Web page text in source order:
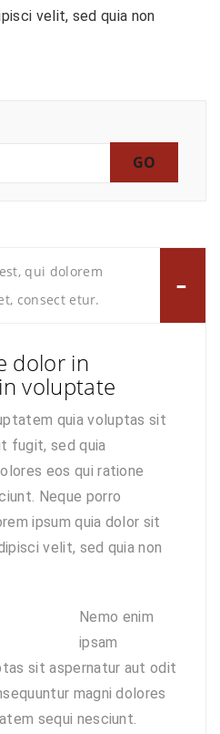
velit, sed quia non
qui dolorem
consect etur.
dolor in
voluptate
quia voluptas sit
fugit, sed quia
eos qui ratione
Neque porro
ipsum quia dolor sit
velit, sed quia non
Nemo enim
ipsam
sit aspernatur aut odit
magni dolores
sequi nesciunt.